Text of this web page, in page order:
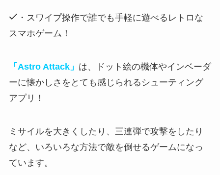
・スワイプ操作で誰でも手軽に遊べるレトロな
スマホゲーム！
「Astro Attack」 は、ドット絵の機体やインベーダ
ーに懐かしさをとても感じられるシューティング
アプリ！
ミサイルを大きくしたり、三連弾で攻撃をしたり
など、いろいろな方法で敵を倒せるゲームになっ
ています。